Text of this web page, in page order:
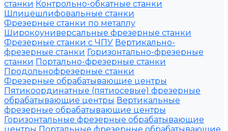
станки Контрольно-обкатные станки
Шлицешлифовальные станки
Фрезерные станки по металлу
Широкоуниверсальные фрезерные станки
Фрезерные станки с ЧПУ Вертикально-
фрезерные станки Горизонтально-фрезерные
станки Портально-фрезерные станки
Продольнофрезерные станки
Фрезерные обрабатывающие центры
Пятикоординатные (пятиосевые) фрезерные
обрабатывающие центры Вертикальные
фрезерные обрабатывающие центры
Горизонтальные фрезерные обрабатывающие